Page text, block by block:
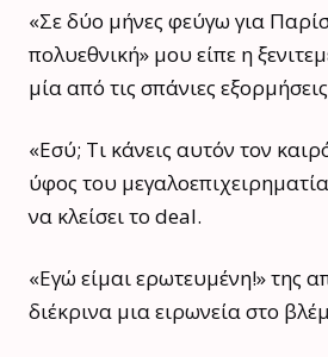
«Σε δύο μήνες φεύγω για
πολυεθνική» μου είπε η
μία από τις σπάνιες
«Εσύ; Τι κάνεις αυτόν τον
ύφος του
να κλείσει το deal.
«Εγώ είμαι ερωτευμένη!» της
διέκρινα μια ειρωνεία στο